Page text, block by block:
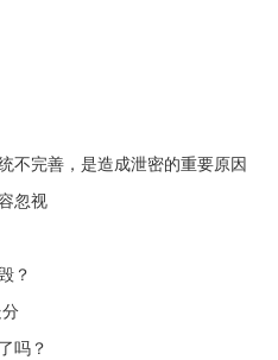
不完善，是造成泄密的重要原因
忽视
？
吗？